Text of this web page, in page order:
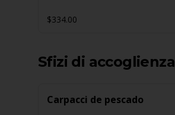
$334.00
Sfizi di accoglienza
Carpacci de pescado